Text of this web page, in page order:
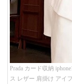
Prada カード収納
ス レザー 肩掛け アイ